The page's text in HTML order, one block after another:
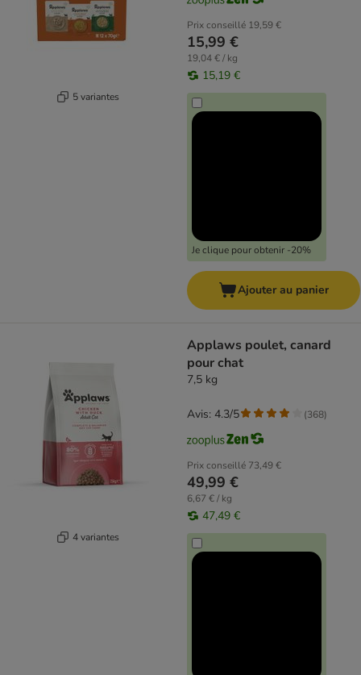
5 variantes
Prix conseillé 19,59 €
15,99 €
19,04 € / kg
15,19 €
Je clique pour obtenir -20%
Ajouter au panier
4 variantes
Applaws poulet, canard
pour chat
7,5 kg
Prix conseillé 73,49 €
49,99 €
6,67 € / kg
47,49 €
Avis: 4.3/5 (368)